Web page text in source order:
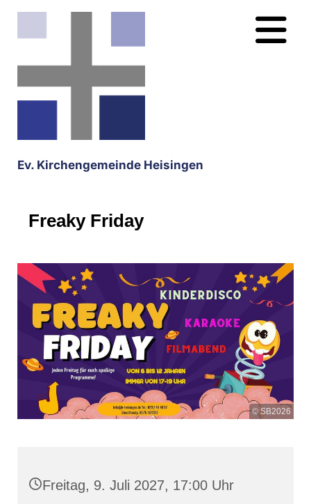
Ev. Kirchengemeinde Heisingen
Freaky Friday
© SB2026
Freitag, 9. Juli 2027, 17:00 Uhr